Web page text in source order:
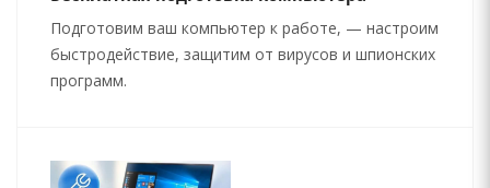
Подготовим ваш компьютер к работе, — настроим
быстродействие, защитим от вирусов и шпионских
программ.